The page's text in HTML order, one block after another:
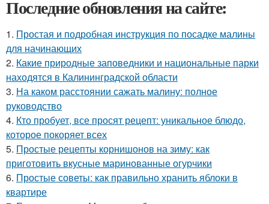
Последние обновления на сайте:
1. Простая и подробная инструкция по посадке малины
для начинающих
2. Какие природные заповедники и национальные парки
находятся в Калининградской области
3. На каком расстоянии сажать малину: полное
руководство
4. Кто пробует, все просят рецепт: уникальное блюдо,
которое покоряет всех
5. Простые рецепты корнишонов на зиму: как
приготовить вкусные маринованные огурчики
6. Простые советы: как правильно хранить яблоки в
квартире